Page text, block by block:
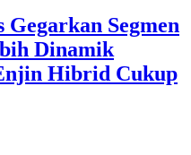
Gegarkan Segmen
Dinamik
Hibrid Cukup